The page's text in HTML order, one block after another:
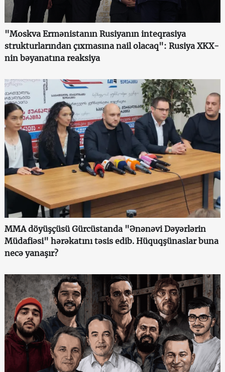
"Moskva Ermənistanın Rusiyanın inteqrasiya
strukturlarından çıxmasına nail olacaq": Rusiya XKX-
nin bəyanatına reaksiya
MMA döyüşçüsü Gürcüstanda "Ənənəvi Dəyərlərin
Müdafiəsi" hərəkatını təsis edib. Hüquqşünaslar buna
necə yanaşır?